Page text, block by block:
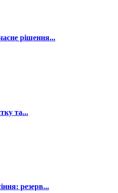
рішення...
та...
резерв...